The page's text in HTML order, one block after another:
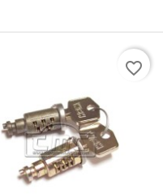
favorite_border